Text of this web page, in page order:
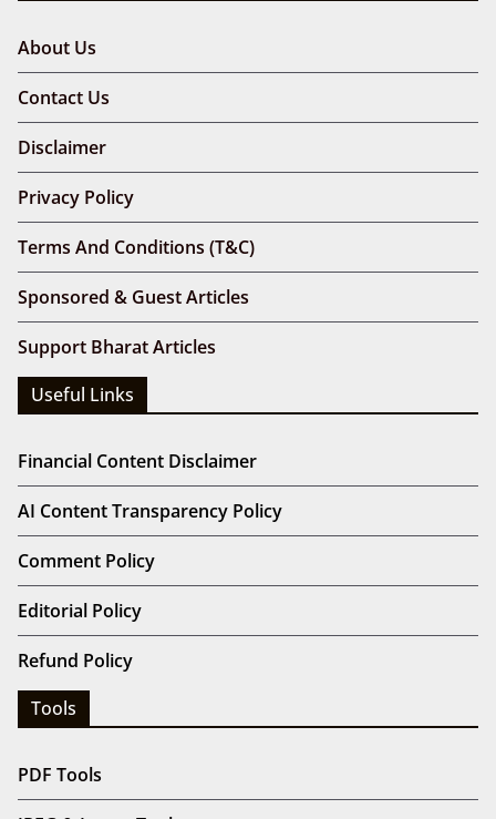
About Us
Contact Us
Disclaimer
Privacy Policy
Terms And Conditions (T&C)
Sponsored & Guest Articles
Support Bharat Articles
Useful Links
Financial Content Disclaimer
AI Content Transparency Policy
Comment Policy
Editorial Policy
Refund Policy
Tools
PDF Tools